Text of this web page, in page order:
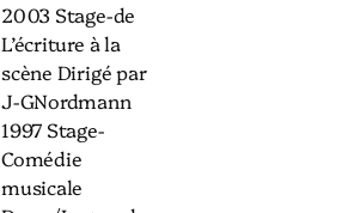
2003 Stage-de
L’écriture à la
scène Dirigé par
J-GNordmann
1997 Stage-
Comédie
musicale